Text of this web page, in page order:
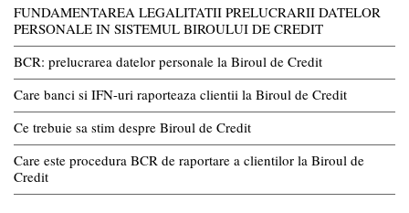
FUNDAMENTAREA LEGALITATII PRELUCRARII DATELOR
PERSONALE IN SISTEMUL BIROULUI DE CREDIT
BCR: prelucrarea datelor personale la Biroul de Credit
Care banci si IFN-uri raporteaza clientii la Biroul de Credit
Ce trebuie sa stim despre Biroul de Credit
Care este procedura BCR de raportare a clientilor la Biroul de
Credit